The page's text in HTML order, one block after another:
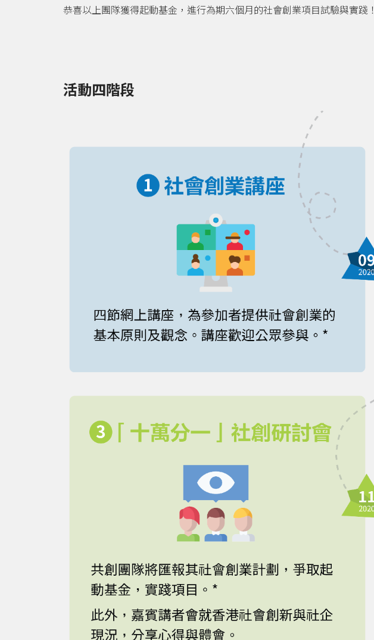
恭喜以上團隊獲得起動基金，進行為期六個月的社會創業項目試驗與實踐！
活動四階段